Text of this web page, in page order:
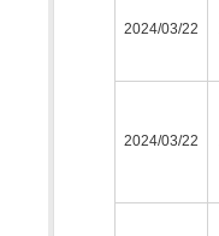
2024/03/22
2024/03/22